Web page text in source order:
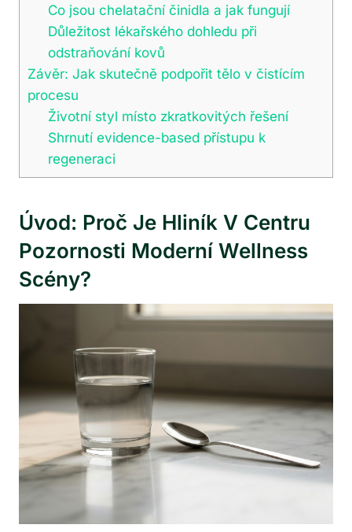
Co jsou chelatační činidla a jak fungují
Důležitost lékařského dohledu při
odstraňování kovů
Závěr: Jak skutečně podpořit tělo v čistícím
procesu
Životní styl místo zkratkovitých řešení
Shrnutí evidence-based přístupu k
regeneraci
Úvod: Proč Je Hliník V Centru
Pozornosti Moderní Wellness
Scény?